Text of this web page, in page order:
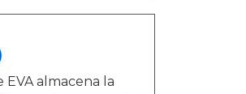
almacena la